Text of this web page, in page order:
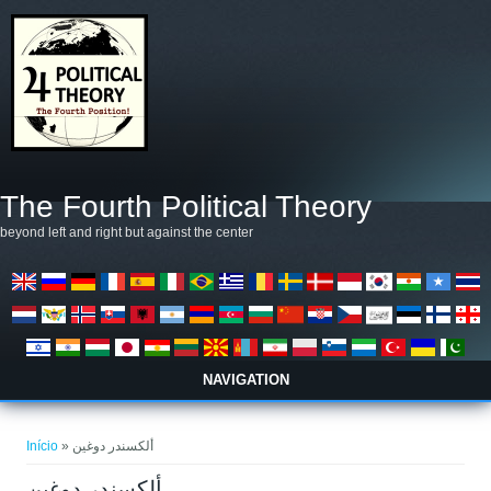
The Fourth Political Theory
beyond left and right but against the center
NAVIGATION
Você está aqui
Início » ألكسندر دوغين